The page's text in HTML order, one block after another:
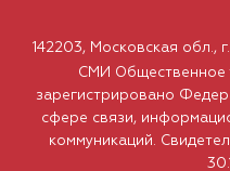
142203, Московская обл.,
СМИ Общественное
зарегистрировано
сфере связи,
коммуникаций.